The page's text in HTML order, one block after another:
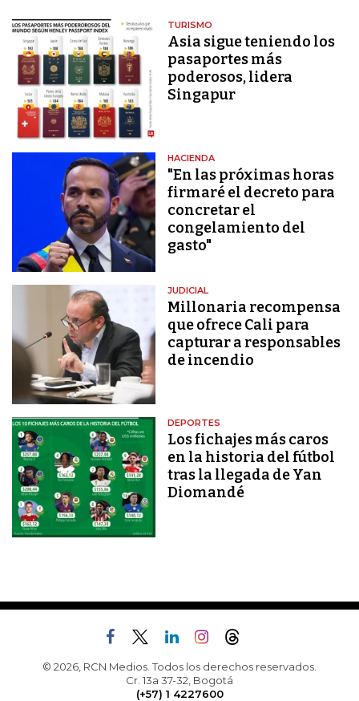
TURISMO
Asia sigue teniendo los
pasaportes más
poderosos, lidera
Singapur
HACIENDA
"En las próximas horas
firmaré el decreto para
concretar el
congelamiento del
gasto"
JUDICIAL
Millonaria recompensa
que ofrece Cali para
capturar a responsables
de incendio
DEPORTES
Los fichajes más caros
en la historia del fútbol
tras la llegada de Yan
Diomandé
© 2026, RCN Medios. Todos los derechos reservados.
Cr. 13a 37-32, Bogotá
(+57) 1 4227600